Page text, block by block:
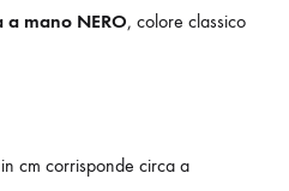
mano NERO, colore classico
cm corrisponde circa a